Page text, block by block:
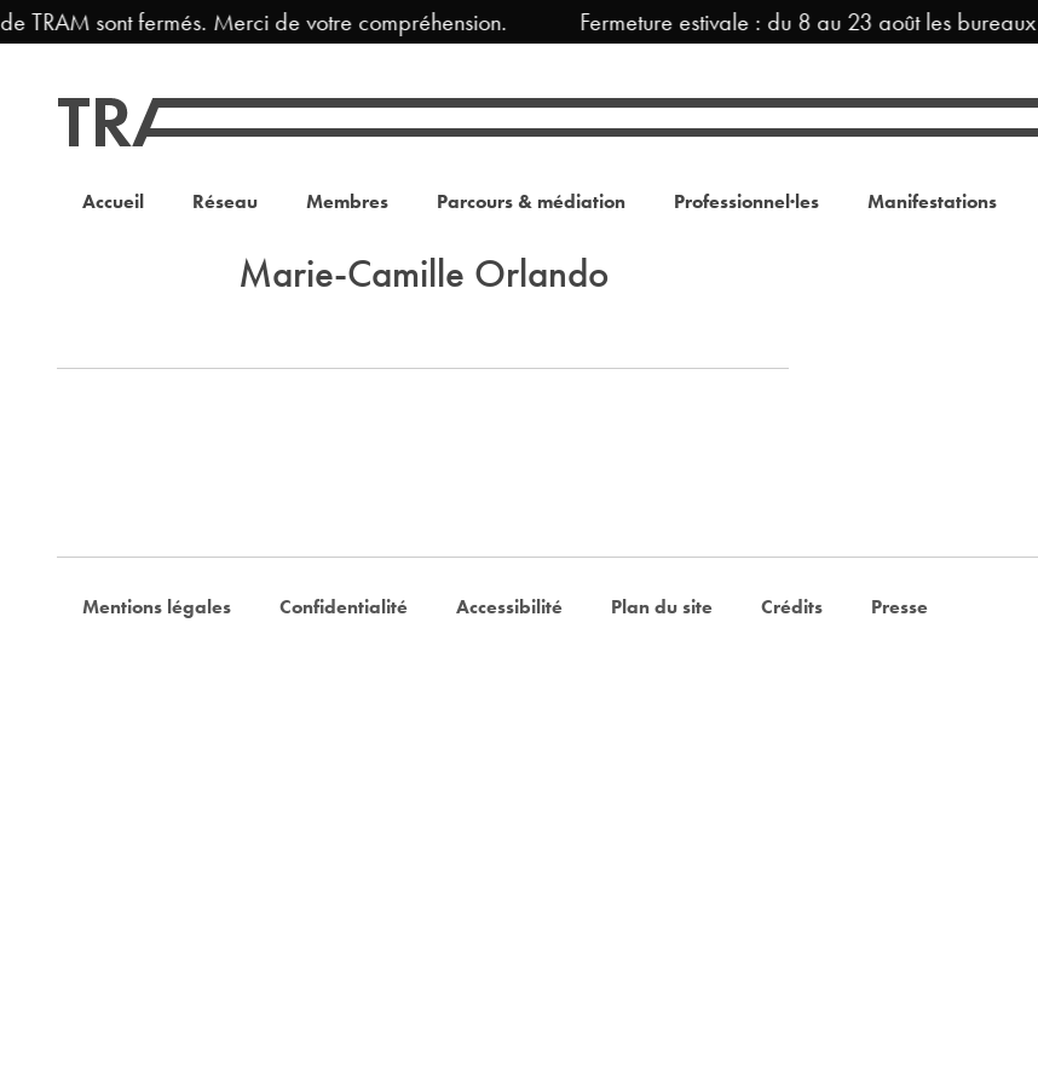
sont fermés. Merci de votre compréhension. Fermeture estivale : du 8 au 23 août les
Accueil Réseau Membres Parcours & médiation Professionnel·les Manifestations
Marie-Camille Orlando
Mentions légales Confidentialité Accessibilité Plan du site Crédits Presse